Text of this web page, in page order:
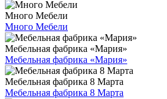
Много Мебели
Много Мебели
Мебельная фабрика «Мария»
Мебельная фабрика «Мария»
Мебельная фабрика 8 Марта
Мебельная фабрика 8 Марта